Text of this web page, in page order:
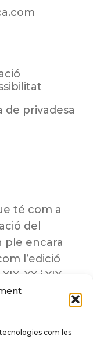
com les
de privadesa
té com a
del
ple encara
l’edició
XX i XIX